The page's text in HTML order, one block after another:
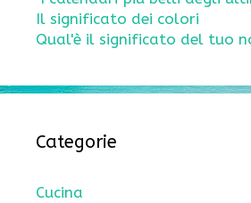
Il significato dei colori
Qual'è il significato del tuo
Categorie
Cucina